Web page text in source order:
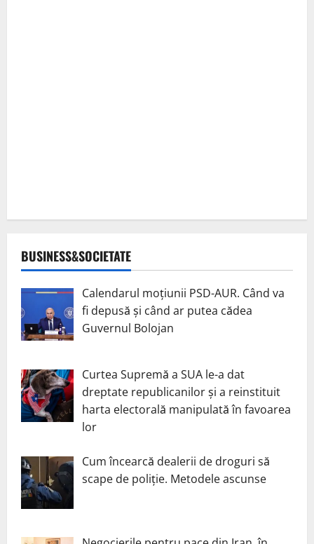
BUSINESS&SOCIETATE
Calendarul moțiunii PSD-AUR. Când va
fi depusă și când ar putea cădea
Guvernul Bolojan
Curtea Supremă a SUA le-a dat
dreptate republicanilor și a reinstituit
harta electorală manipulată în favoarea
lor
Cum încearcă dealerii de droguri să
scape de poliție. Metodele ascunse